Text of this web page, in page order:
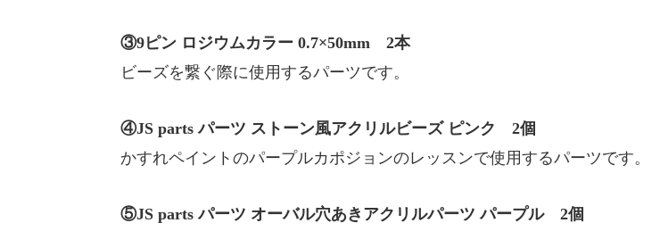
③9ピン ロジウムカラー 0.7×50mm 2本
ビーズを繋ぐ際に使用するパーツです。
④JS parts パーツ ストーン風アクリルビーズ ピンク 2個
かすれペイントのパープルカポジョンのレッスンで使用するパーツです。
⑤JS parts パーツ オーバル穴あきアクリルパーツ パープル 2個